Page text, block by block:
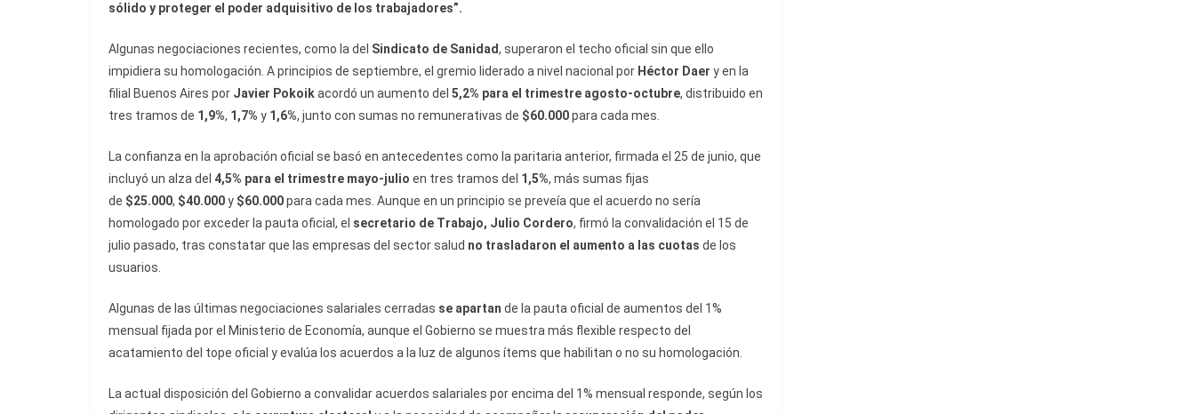
sólido y proteger el poder adquisitivo de los trabajadores”.
Algunas negociaciones recientes, como la del Sindicato de Sanidad, superaron el techo oficial sin que ello
impidiera su homologación. A principios de septiembre, el gremio liderado a nivel nacional por Héctor Daer y en la
filial Buenos Aires por Javier Pokoikacordó un aumento del 5,2% para el trimestre agosto-octubre, distribuido en
tres tramos de 1,9%, 1,7% y 1,6%, junto con sumas no remunerativas de $60.000para cada mes.
La confianza en la aprobación oficial se basó en antecedentes como la paritaria anterior, firmada el 25 de junio, que
incluyó un alza del 4,5% para el trimestre mayo-julio en tres tramos del 1,5%, más sumas fijas
de $25.000, $40.000y $60.000para cada mes. Aunque en un principio se preveía que el acuerdo no sería
homologado por exceder la pauta oficial, el secretario de Trabajo, Julio Cordero, firmó la convalidación el 15 de
julio pasado, tras constatar que las empresas del sector salud no trasladaron el aumento a las cuotas de los
usuarios.
Algunas de las últimas negociaciones salariales cerradas se apartan de la pauta oficial de aumentos del 1%
mensual fijada por el Ministerio de Economía, aunque el Gobierno se muestra más flexible respecto del
acatamiento del tope oficial y evalúa los acuerdos a la luz de algunos ítems que habilitan o no su homologación.
La actual disposición del Gobierno a convalidar acuerdos salariales por encima del 1% mensual responde, según los